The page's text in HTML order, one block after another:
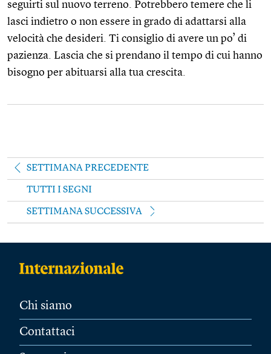
seguirti sul nuovo terreno. Potrebbero temere che li
lasci indietro o non essere in grado di adattarsi alla
velocità che desideri. Ti consiglio di avere un po’ di
pazienza. Lascia che si prendano il tempo di cui hanno
bisogno per abituarsi alla tua crescita.
SETTIMANA PRECEDENTE
TUTTI I SEGNI
SETTIMANA SUCCESSIVA
Chi siamo
Contattaci